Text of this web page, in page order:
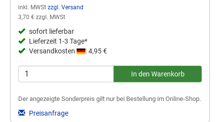
inkl. MWSt zzgl. Versand
3,70 € zzgl. MWSt
sofort lieferbar
Lieferzeit 1-3 Tage*
Versandkosten
: 4,95 €
Der angezeigte Sonderpreis gilt nur bei Bestellung im Online-Shop.
Preisanfrage